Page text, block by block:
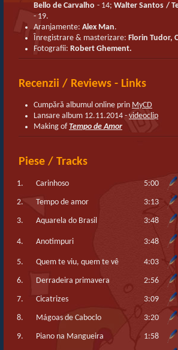
Bello de Carvalho - 14;Walter Santos /
- 19.
Aranjamente: Alex Man.
Înregistrare & masterizare: Florin Tudor,
Fotografii: Robert Ghement.
Recenzii / Reviews - Links
Cumpără albumul online prin MyCD
Lansare album 12.11.2014 - videoclip
Making ofTempo de Amor
Piese / Tracks
1. Carinhoso 5:00
2. Tempo de amor 3:13
3. Aquarela do Brasil 3:48
4. Anotimpuri 3:48
5. Quem te viu, quem te vê 4:03
6. Derradeira primavera 2:56
7. Cicatrizes 3:09
8. Mágoas de Caboclo 3:20
9. Piano na Mangueira 1:58